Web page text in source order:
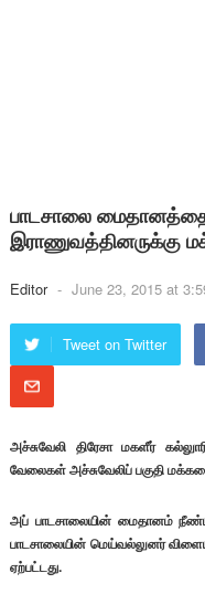
பாடசாலை
இராணுவத்தினருக்கு
Editor - June 23, 2015 at
Tweet on Twitter
அச்சுவேலி திரேசா மகளீர்
வேலைகள் அச்சுவேலிப் பகுதி
அப் பாடசாலையின் மைதானம்
பாடசாலையின் மெய்வல்லுனர்
ஏற்பட்டது.